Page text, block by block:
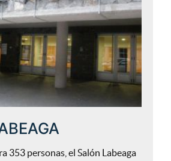
353 personas, el Salón Labeaga